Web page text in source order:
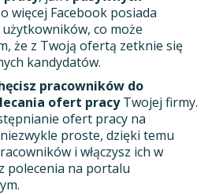
więcej Facebook posiada
co może
że z Twoją ofertą zetknie się
kandydatów.
pracowników do
ofert pracyTwojej firmy.
ofert pracy na
proste, dzięki temu
i włączysz ich w
polecenia na portalu